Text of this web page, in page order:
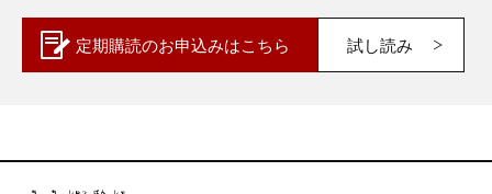
定期購読のお申込みはこちら 試し読み